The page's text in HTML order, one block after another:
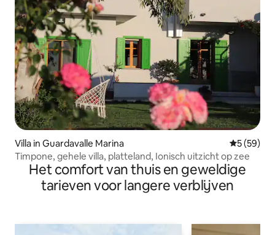
Villa in Guardavalle Marina
5 (59)
Timpone, gehele villa, platteland, Ionisch uitzicht op zee
Het comfort van thuis en geweldige
tarieven voor langere verblijven